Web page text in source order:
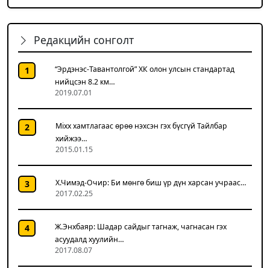
Редакцийн сонголт
1
“Эрдэнэс-Тавантолгой” ХК олон улсын стандартад
нийцсэн 8.2 км…
2019.07.01
2
Mixx хамтлагаас өрөө нэхсэн гэх бүсгүй Тайлбар
хийжээ…
2015.01.15
3
Х.Чимэд-Очир: Би мөнгө биш үр дүн харсан учраас…
2017.02.25
4
Ж.Энхбаяр: Шадар сайдыг тагнаж, чагнасан гэх
асуудалд хуулийн…
2017.08.07